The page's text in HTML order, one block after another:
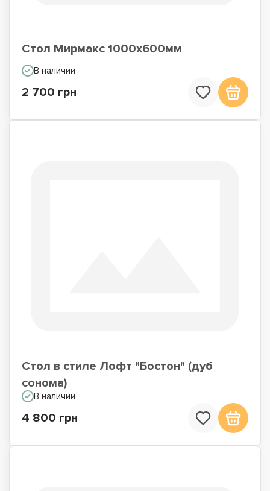
Стол Мирмакс 1000х600мм
В наличии
2 700 грн
Стол в стиле Лофт "Бостон" (дуб
сонома)
В наличии
4 800 грн